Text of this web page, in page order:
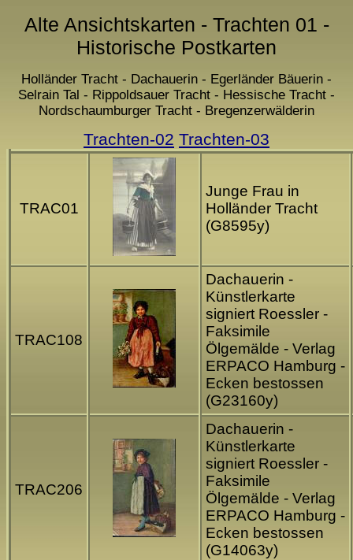
Alte Ansichtskarten - Trachten 01 -
Historische Postkarten
Holländer Tracht - Dachauerin - Egerländer Bäuerin -
Selrain Tal - Rippoldsauer Tracht - Hessische Tracht -
Nordschaumburger Tracht - Bregenzerwälderin
Trachten-02 Trachten-03
TRAC01
Junge Frau in
Holländer Tracht
(G8595y)
TRAC108
Dachauerin -
Künstlerkarte
signiert Roessler -
Faksimile
Ölgemälde - Verlag
ERPACO Hamburg -
Ecken bestossen
(G23160y)
TRAC206
Dachauerin -
Künstlerkarte
signiert Roessler -
Faksimile
Ölgemälde - Verlag
ERPACO Hamburg -
Ecken bestossen
(G14063y)